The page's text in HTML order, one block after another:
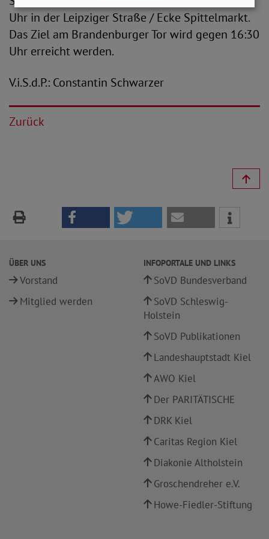
Uhr in der Leipziger Straße / Ecke Spittelmarkt.
Das Ziel am Brandenburger Tor wird gegen 16:30
Uhr erreicht werden.
V.i.S.d.P.: Constantin Schwarzer
Zurück
ÜBER UNS
Vorstand
Mitglied werden
INFOPORTALE UND LINKS
SoVD Bundesverband
SoVD Schleswig-
Holstein
SoVD Publikationen
Landeshauptstadt Kiel
AWO Kiel
Der PARITÄTISCHE
DRK Kiel
Caritas Region Kiel
Diakonie Altholstein
Groschendreher e.V.
Howe-Fiedler-Stiftung